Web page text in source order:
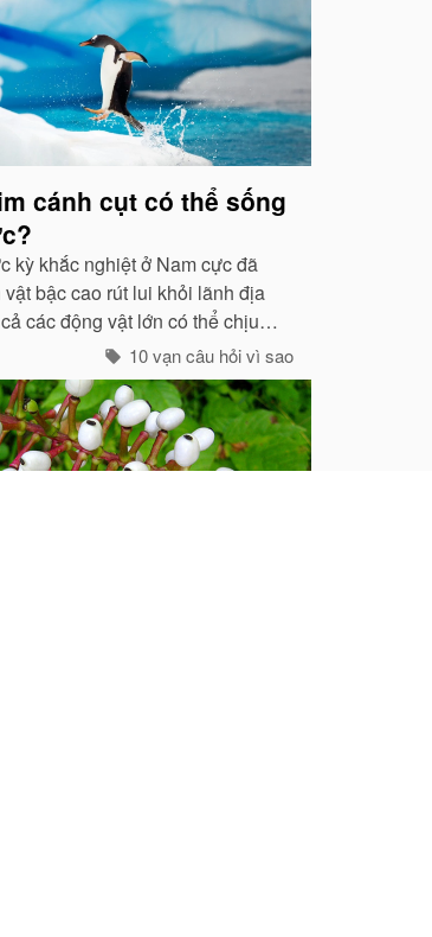
cánh cụt có thể sống
kỳ khắc nghiệt ở Nam cực đã
bậc cao rút lui khỏi lãnh địa
các động vật lớn có thể chịu
độ C của Bắc cực như gấu
cũng không hề có mặt ở cực
10 vạn câu hỏi vì sao